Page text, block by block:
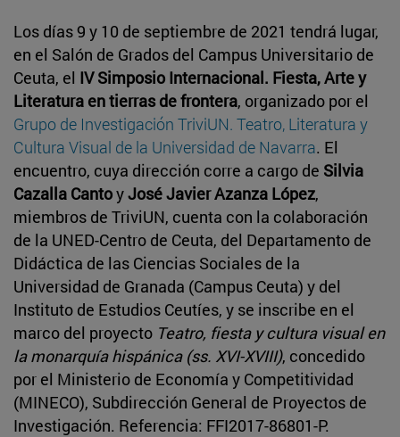
Los días 9 y 10 de septiembre de 2021 tendrá lugar,
en el Salón de Grados del Campus Universitario de
Ceuta, el IV Simposio Internacional. Fiesta, Arte y
Literatura en tierras de frontera, organizado por el
Grupo de Investigación TriviUN. Teatro, Literatura y
Cultura Visual de la Universidad de Navarra. El
encuentro, cuya dirección corre a cargo de Silvia
Cazalla CantoyJosé Javier Azanza López,
miembros de TriviUN, cuenta con la colaboración
de la UNED-Centro de Ceuta, del Departamento de
Didáctica de las Ciencias Sociales de la
Universidad de Granada (Campus Ceuta) y del
Instituto de Estudios Ceutíes, y se inscribe en el
marco del proyecto Teatro, fiesta y cultura visual en
la monarquía hispánica (ss. XVI-XVIII), concedido
por el Ministerio de Economía y Competitividad
(MINECO), Subdirección General de Proyectos de
Investigación. Referencia: FFI2017-86801-P.